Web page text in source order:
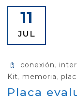
11
JUL
conexión,
Kit, memoria,
Placa